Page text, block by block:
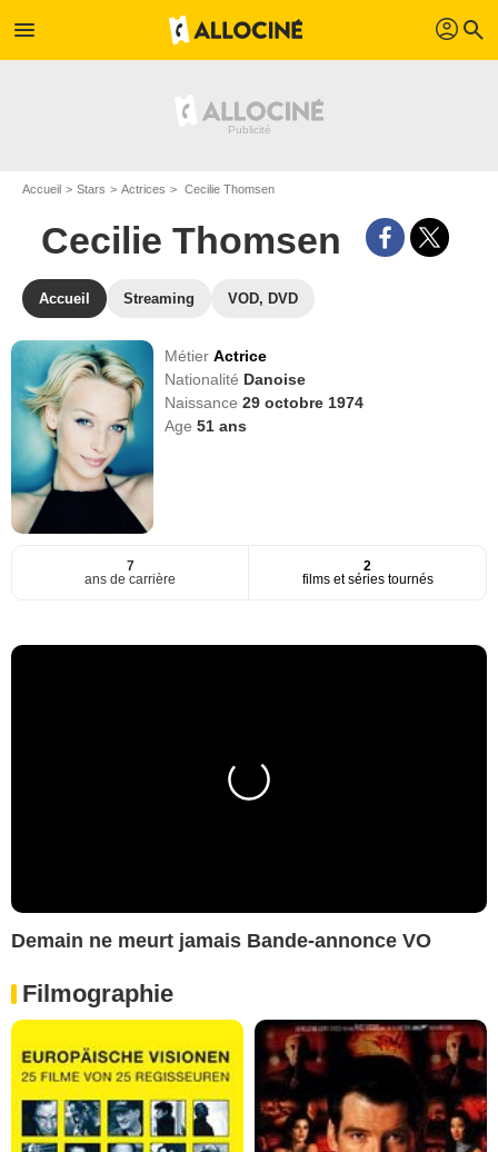
menu profil search
Accueil Stars Actrices Cecilie Thomsen
Cecilie Thomsen
Accueil Streaming VOD, DVD
MétierActrice
Nationalité Danoise
Naissance29 octobre 1974
Age51 ans
7
ans de carrière
2
films et séries tournés
Demain ne meurt jamais Bande-annonce VO
Filmographie